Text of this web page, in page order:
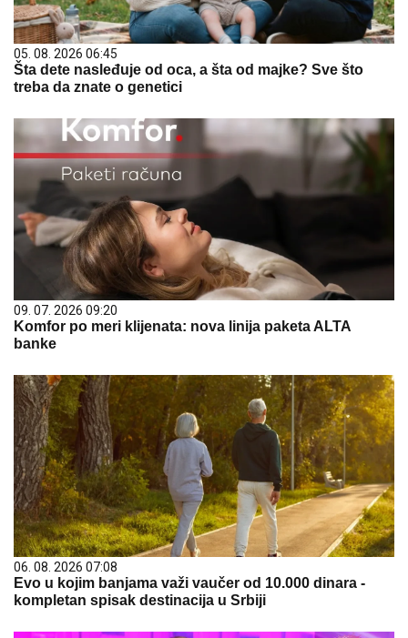
05. 08. 2026 06:45
Šta dete nasleđuje od oca, a šta od majke? Sve što
treba da znate o genetici
09. 07. 2026 09:20
Komfor po meri klijenata: nova linija paketa ALTA
banke
06. 08. 2026 07:08
Evo u kojim banjama važi vaučer od 10.000 dinara -
kompletan spisak destinacija u Srbiji